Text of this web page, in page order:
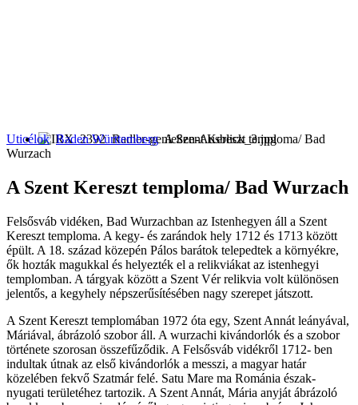
Uticélok Baden Württemberg A Szent Kereszt temploma/ Bad
Wurzach
A Szent Kereszt temploma/ Bad Wurzach
Felsősváb vidéken, Bad Wurzachban az Istenhegyen áll a Szent
Kereszt temploma. A kegy- és zarándok hely 1712 és 1713 között
épült. A 18. század közepén Pálos barátok telepedtek a környékre,
ők hozták magukkal és helyezték el a relikviákat az istenhegyi
templomban. A tárgyak között a Szent Vér relikvia volt különösen
jelentős, a kegyhely népszerűsítésében nagy szerepet játszott.
A Szent Kereszt templomában 1972 óta egy, Szent Annát leányával,
Máriával, ábrázoló szobor áll. A wurzachi kivándorlók és a szobor
története szorosan összefűződik. A Felsősváb vidékről 1712- ben
indultak útnak az első kivándorlók a messzi, a magyar határ
közelében fekvő Szatmár felé. Satu Mare ma Románia észak-
nyugati területéhez tartozik. A Szent Annát, Mária anyját ábrázoló